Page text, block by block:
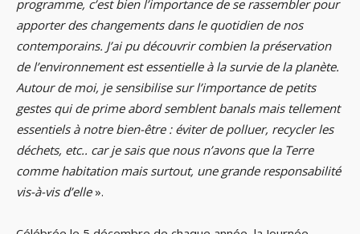
programme, c’est bien l’importance de se rassembler pour
apporter des changements dans le quotidien de nos
contemporains. J’ai pu découvrir combien la préservation
de l’environnement est essentielle à la survie de la planète.
Autour de moi, je sensibilise sur l’importance de petits
gestes qui de prime abord semblent banals mais tellement
essentiels à notre bien-être : éviter de polluer, recycler les
déchets, etc.. car je sais que nous n’avons que la Terre
comme habitation mais surtout, une grande responsabilité
vis-à-vis d’elle».